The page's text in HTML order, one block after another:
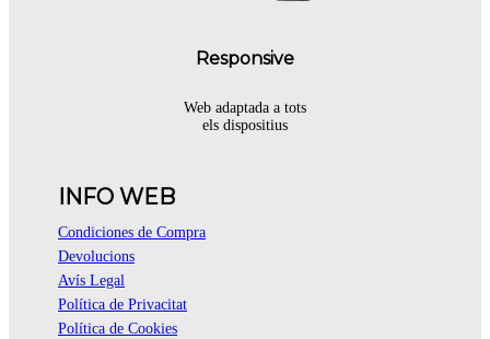
Responsive
Web adaptada a tots
els dispositius
INFO WEB
Condiciones de Compra
Devolucions
Avís Legal
Política de Privacitat
Política de Cookies